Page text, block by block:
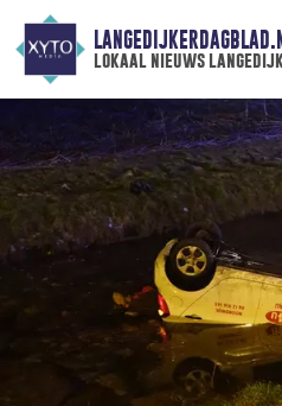
lokaal nieuws